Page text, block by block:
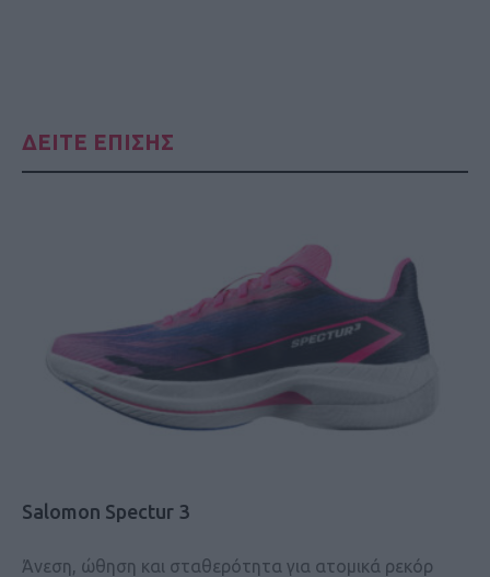
ΔΕΙΤΕ ΕΠΙΣΗΣ
Salomon Spectur 3
Άνεση, ώθηση και σταθερότητα για ατομικά ρεκόρ